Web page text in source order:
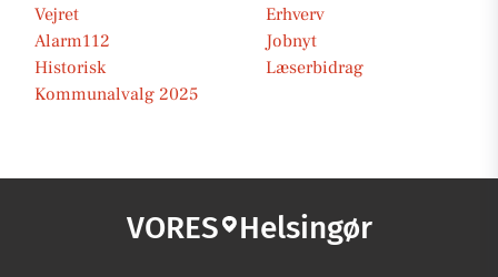
Vejret
Erhverv
Alarm112
Jobnyt
Historisk
Læserbidrag
Kommunalvalg 2025
VORES Helsingør